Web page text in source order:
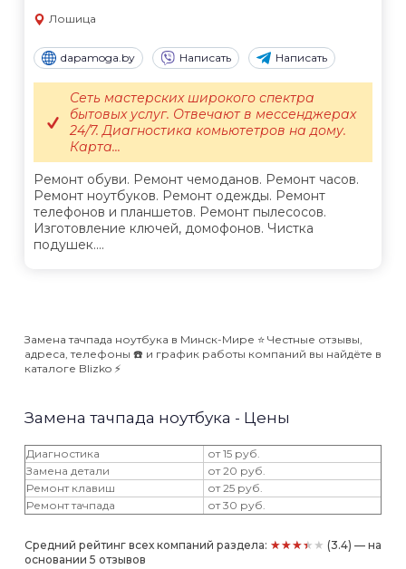
Лошица
dapamoga.by Написать Написать
Ремонт обуви. Ремонт чемоданов. Ремонт часов.
Ремонт ноутбуков. Ремонт одежды. Ремонт
телефонов и планшетов. Ремонт пылесосов.
Изготовление ключей, домофонов. Чистка
подушек....
Сеть мастерских широкого спектра
бытовых услуг. Отвечают в мессенджерах
24/7. Диагностика комьютетров на дому.
Карта...
Замена тачпада ноутбука в Минск-Мире ⭐️ Честные отзывы,
адреса, телефоны ☎️ и график работы компаний вы найдёте в
каталоге Blizko ⚡️
Замена тачпада ноутбука - Цены
Диагностика
от 15 руб.
Замена детали
от 20 руб.
Ремонт клавиш
от 25 руб.
Ремонт тачпада
от 30 руб.
Средний рейтинг всех компаний раздела: ★★★★★ (3.4) — на
основании 5 отзывов